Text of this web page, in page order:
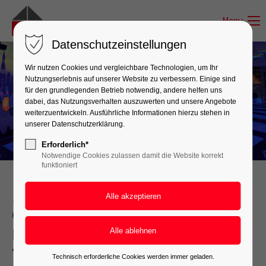
Menu
ELEKTRO-NETZWERK RAMSAUER
Gemeinsam stark – als
Familienbetrieb mit
Teamgeist
Datenschutzeinstellungen
Wir nutzen Cookies und vergleichbare Technologien, um Ihr
Nutzungserlebnis auf unserer Website zu verbessern. Einige sind
für den grundlegenden Betrieb notwendig, andere helfen uns
dabei, das Nutzungsverhalten auszuwerten und unsere Angebote
weiterzuentwickeln. Ausführliche Informationen hierzu stehen in
unserer Datenschutzerklärung.
Erforderlich*
Notwendige Cookies zulassen damit die Website korrekt
funktioniert
Technisch erforderliche Cookies werden immer geladen.